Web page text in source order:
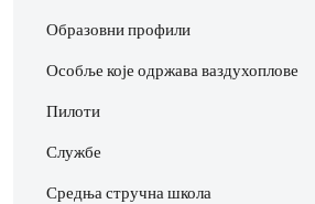
Образовни профили
Особље које одржава ваздухоплове
Пилоти
Службе
Средња стручна школа